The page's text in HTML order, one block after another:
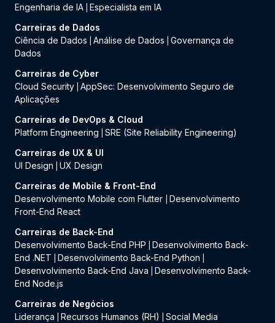
Engenharia de IA Especialista em IA
Carreiras de Dados
Ciência de Dados
Análise de Dados
Governança de
Dados
Carreiras de Cyber
Cloud Security AppSec: Desenvolvimento Seguro de
Aplicações
Carreiras de DevOps & Cloud
Platform Engineering
SRE (Site Reliability Engineering)
Carreiras de UX & UI
UI Design
UX Design
Carreiras de Mobile & Front-End
Desenvolvimento Mobile com Flutter
Desenvolvimento
Front-End React
Carreiras de Back-End
Desenvolvimento Back-End PHP
Desenvolvimento Back-
End .NET
Desenvolvimento Back-End Python
Desenvolvimento Back-End Java
Desenvolvimento Back-
End Node.js
Carreiras de Negócios
Liderança
Recursos Humanos (RH)
Social Media